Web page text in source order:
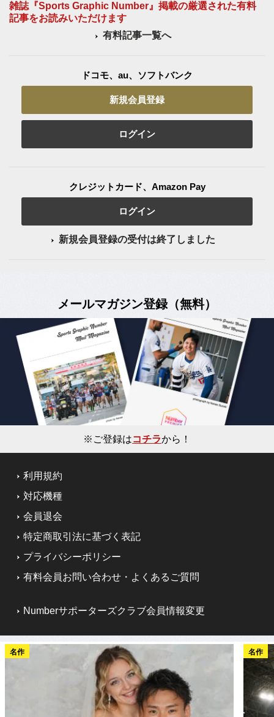
雑誌『Sports Graphic Number』掲載の厳選された有料
記事をお読みいただけます
有料記事一覧へ
ドコモ、au、ソフトバンク
新規会員登録
ログイン
クレジットカード、Amazon Pay
ログイン
新規会員登録の受付は終了しました
メールマガジン登録（無料）
※ご登録はコチラから！
利用規約
対応機種
会員退会
特定商取引法に基づく表記
プライバシーポリシー
有料会員お問い合わせ・よくあるご質問
Numberサポーターズクラブ会員情報変更
名作 名作